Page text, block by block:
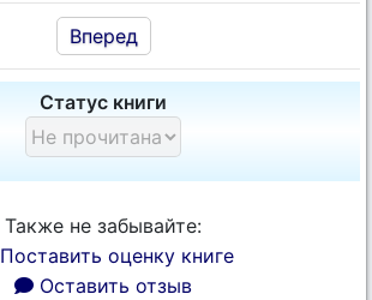
Вперед
Статус книги
Также не забывайте:
Поставить оценку книге
Оставить отзыв